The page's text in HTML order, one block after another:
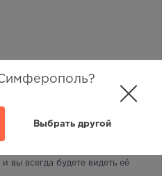
Выбрать другой
аптеках 2
вы всегда будете видеть её